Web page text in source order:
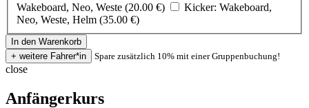
Wakeboard, Neo, Weste (20.00 €)
Kicker: Wakeboard,
Neo, Weste, Helm (35.00 €)
Spare zusätzlich 10% mit einer Gruppenbuchung!
close
Anfängerkurs